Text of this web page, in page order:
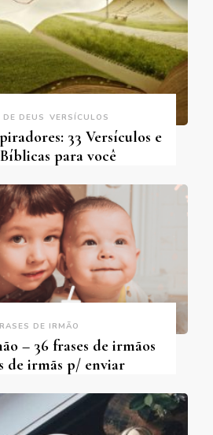
DE DEUS VERSÍCULOS
33 Versículos e
para você
DE IRMÃO
– 36 frases de irmãos
de irmãs p/ enviar